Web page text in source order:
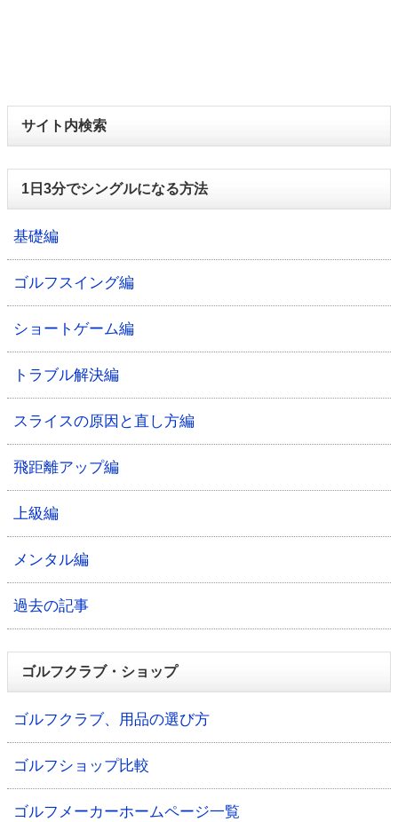
サイト内検索
1日3分でシングルになる方法
基礎編
ゴルフスイング編
ショートゲーム編
トラブル解決編
スライスの原因と直し方編
飛距離アップ編
上級編
メンタル編
過去の記事
ゴルフクラブ・ショップ
ゴルフクラブ、用品の選び方
ゴルフショップ比較
ゴルフメーカーホームページ一覧